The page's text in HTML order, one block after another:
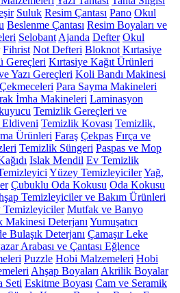
Suluk Resim Çantası Pano Okul
Beslenme Çantası Resim Boyaları ve
Selobant Ajanda Defter Okul
Fihrist Not Defteri Bloknot Kırtasiye
Gereçleri Kırtasiye Kağıt Ürünleri
Yazı Gereçleri Koli Bandı Makinesi
Para Sayma Makineleri
İmha Makineleri Laminasyon
Temizlik Gereçleri ve
Temizlik Kovası Temizlik,
Ürünleri Faraş Çekpas Fırça ve
Temizlik Süngeri Paspas ve Mop
Islak Mendil Ev Temizlik
Yüzey TemizleyicilerYağ,
Çubuklu Oda Kokusu Oda Kokusu
Temizleyiciler ve Bakım Ürünleri
Temizleyiciler Mutfak ve Banyo
Makinesi Deterjanı Yumuşatıcı
Bulaşık Deterjanı Çamaşır Leke
Arabası ve Çantası Eğlence
Puzzle Hobi Malzemeleri Hobi
Ahşap Boyaları Akrilik Boyalar
Seti Eskitme Boyası Cam ve Seramik